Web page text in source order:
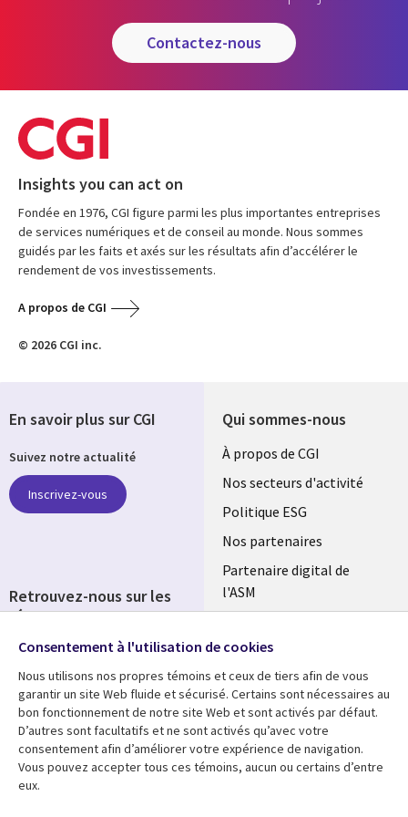
contactez-nous
Insights you can act on
Fondée en 1976, CGI figure parmi les plus importantes entreprises
de services numériques et de conseil au monde. Nous sommes
guidés par les faits et axés sur les résultats afin d’accélérer le
rendement de vos investissements.
A propos de CGI
© 2026 CGI inc.
Qui sommes-nous
Useful
links
FRANCE
À propos de CGI
Nos secteurs d'activité
Politique ESG
Nos partenaires
Partenaire digital de
l'ASM
Fusions
Ressources
Library
Links
Articles
Blog
Support
Legal
Accessibilité
En savoir plus sur CGI
Suivez notre actualité
Inscrivez-vous
Retrouvez-nous sur les
réseaux
Social
Media
FRANCE
Consentement à l'utilisation de cookies
Nous utilisons nos propres témoins et ceux de tiers afin de vous
garantir un site Web fluide et sécurisé. Certains sont nécessaires au
bon fonctionnement de notre site Web et sont activés par défaut.
D’autres sont facultatifs et ne sont activés qu’avec votre
consentement afin d’améliorer votre expérience de navigation.
Vous pouvez accepter tous ces témoins, aucun ou certains d’entre
eux.